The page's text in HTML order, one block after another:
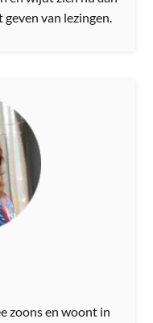
van lezingen.
zoons en woont in